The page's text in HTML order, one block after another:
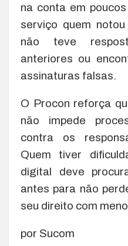
na conta em
serviço quem
não teve
anteriores ou
assinaturas falsas.
O Procon reforça
não impede
contra os
Quem tiver
digital deve
antes para não
seu direito com
por Sucom